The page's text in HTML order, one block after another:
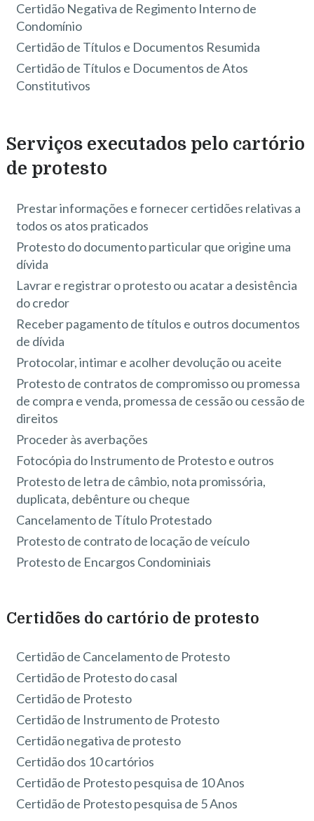
Certidão Negativa de Regimento Interno de
Condomínio
Certidão de Títulos e Documentos Resumida
Certidão de Títulos e Documentos de Atos
Constitutivos
Serviços executados pelo cartório
de protesto
Prestar informações e fornecer certidões relativas a
todos os atos praticados
Protesto do documento particular que origine uma
dívida
Lavrar e registrar o protesto ou acatar a desistência
do credor
Receber pagamento de títulos e outros documentos
de dívida
Protocolar, intimar e acolher devolução ou aceite
Protesto de contratos de compromisso ou promessa
de compra e venda, promessa de cessão ou cessão de
direitos
Proceder às averbações
Fotocópia do Instrumento de Protesto e outros
Protesto de letra de câmbio, nota promissória,
duplicata, debênture ou cheque
Cancelamento de Título Protestado
Protesto de contrato de locação de veículo
Protesto de Encargos Condominiais
Certidões do cartório de protesto
Certidão de Cancelamento de Protesto
Certidão de Protesto do casal
Certidão de Protesto
Certidão de Instrumento de Protesto
Certidão negativa de protesto
Certidão dos 10 cartórios
Certidão de Protesto pesquisa de 10 Anos
Certidão de Protesto pesquisa de 5 Anos